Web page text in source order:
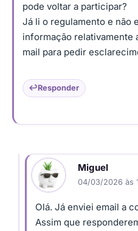
pode voltar a participar?
Já li o regulamento e não
informação relativamente
mail para pedir
Responder
Miguel
04/03/2026 às
Olá. Já enviei email a
Assim que